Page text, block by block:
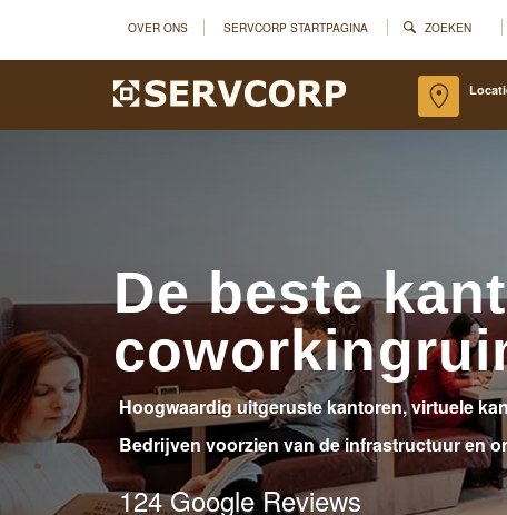
OVER ONS SERVCORP STARTPAGINA ZOEKEN
De beste
Hoogwaardig uitgeruste kantoren, virtuele
Bedrijven voorzien van de infrastructuur en
124 Google Reviews